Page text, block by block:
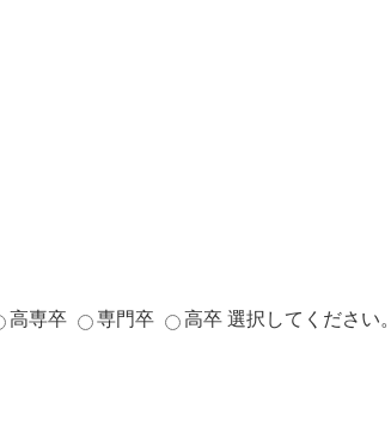
高専卒 専門卒 高卒 選択してください。